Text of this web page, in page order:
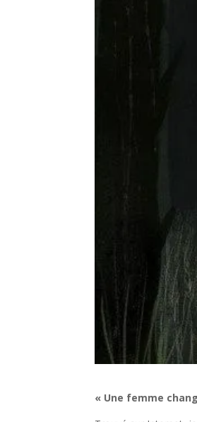
« Une femme